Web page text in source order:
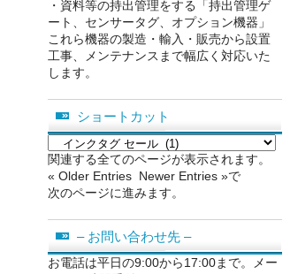
・資料等の持出管理をする「持出管理ゲ
ート、センサータグ、オプション機器」
これら機器の製造・輸入・販売から設置
工事、メンテナンスまで幅広く対応いた
します。
ショートカット
ョ
ー
ト
ト
関連する全てのページが表示されます。
« Older Entries Newer Entries »で
次のページに進みます。
– お問い合わせ先 –
お電話は平日の9:00から17:00まで。メー